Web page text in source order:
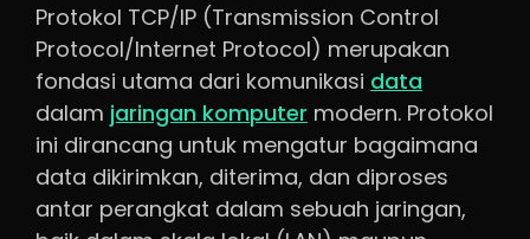
Protokol TCP/IP (Transmission Control
Protocol/Internet Protocol) merupakan
fondasi utama dari komunikasi data
dalam jaringan komputer modern. Protokol
ini dirancang untuk mengatur bagaimana
data dikirimkan, diterima, dan diproses
antar perangkat dalam sebuah jaringan,